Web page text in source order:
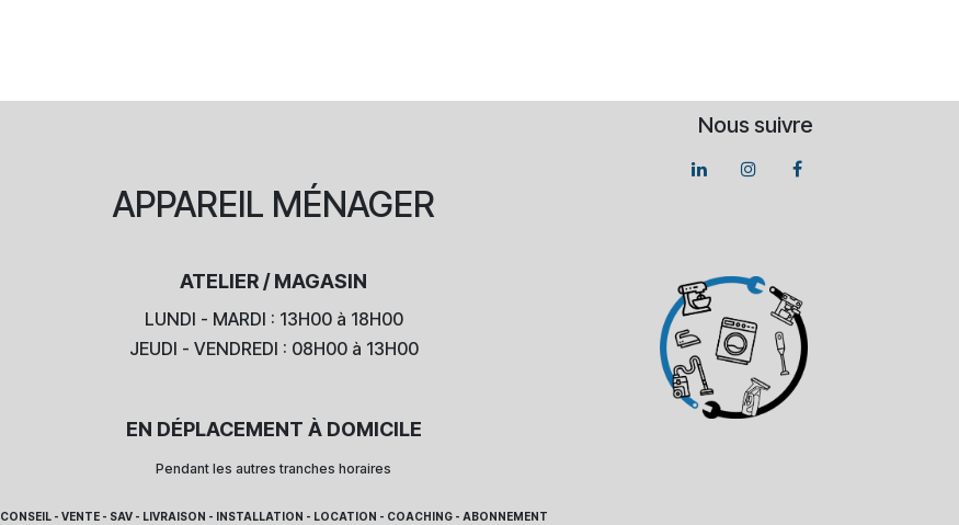
Nous suivre
APPAREIL MÉNAGER
ATELIER / MAGASIN
LUNDI - MARDI : 13H00 à 18H00
JEUDI - VENDREDI : 08H00 à 13H00
EN DÉPLACEMENT À DOMICILE
Pendant les autres tranches horaires
CONSEIL - VENTE - SAV - LIVRAISON - INSTALLATION - LOCATION - COACHING - ABONNEMENT